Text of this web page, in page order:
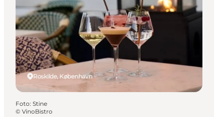
Guides & inspiration
Overnatning
Oplevelser
Roskilde, København
Foto: Stine
© VinoBistro